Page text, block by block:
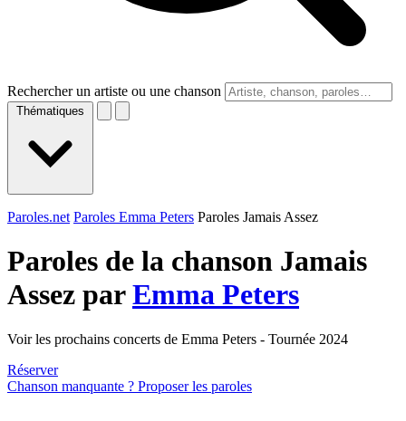
Rechercher un artiste ou une chanson
Thématiques
Paroles.net Paroles Emma Peters Paroles Jamais Assez
Paroles de la chanson Jamais
Assez parEmma Peters
Voir les prochains concerts de Emma Peters - Tournée 2024
Réserver
Chanson manquante ? Proposer les paroles